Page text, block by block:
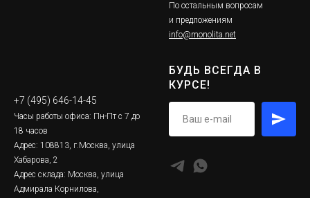
По остальным вопросам
и предложениям
info@monolita.net
+7 (495) 646-14-45
Часы работы офиса: Пн-Пт с 7 до
18 часов
Адрес: 108813, г.Москва, улица
Хабарова, 2
Адрес склада: Москва, улица
Адмирала Корнилова,
БУДЬ ВСЕГДА В
КУРСЕ!